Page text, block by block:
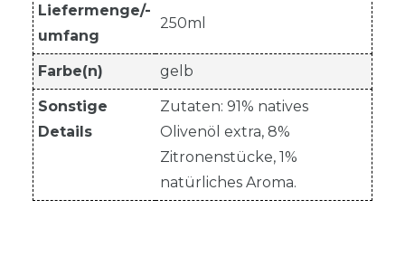
Liefermenge/-
umfang
250ml
Farbe(n) gelb
Sonstige
Details
Zutaten: 91% natives
Olivenöl extra, 8%
Zitronenstücke, 1%
natürliches Aroma.